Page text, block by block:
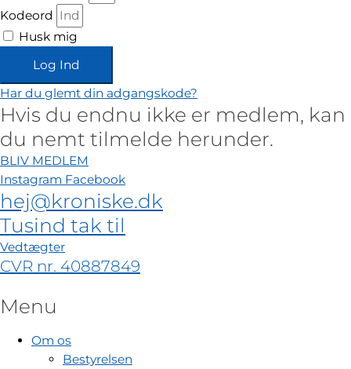
Kodeord
Husk mig
Log Ind
Har du glemt din adgangskode?
Hvis du endnu ikke er medlem, kan
du nemt tilmelde herunder.
BLIV MEDLEM
Instagram Facebook
hej@kroniske.dk
Tusind tak til
Vedtægter
CVR nr. 40887849
Menu
Om os
Bestyrelsen